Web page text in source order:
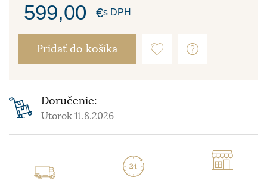
599,00 €s DPH
Pridať do košíka
Doručenie:
Utorok 11.8.2026